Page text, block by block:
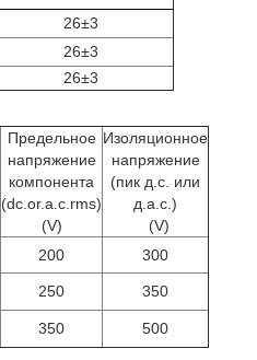
26±3
26±3
26±3
Предельное
напряжение
компонента
(dc.or.a.c.rms)
(V)
Изоляционное
напряжение
(пик д.c. или
д.a.c.)
(V)
200 300
250 350
350 500